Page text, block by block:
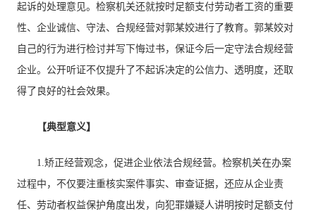
起诉的处理意见。检察机关还就按时足额支付劳动者工资的重要
性、企业诚信、守法、合规经营对郭某姣进行了教育。郭某姣对
自己的行为进行检讨并写下悔过书，保证今后一定守法合规经营
企业。公开听证不仅提升了不起诉决定的公信力、透明度，还取
得了良好的社会效果。
【典型意义】
1.矫正经营观念，促进企业依法合规经营。检察机关在办案
过程中，不仅要注重核实案件事实、审查证据，还应从企业责
任、劳动者权益保护角度出发，向犯罪嫌疑人讲明按时足额支付